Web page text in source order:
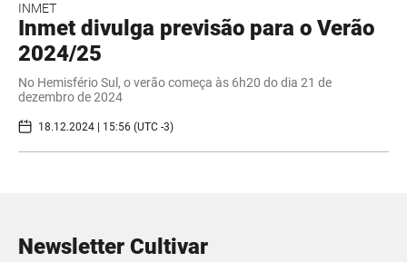
INMET
Inmet divulga previsão para o Verão
2024/25
No Hemisfério Sul, o verão começa às 6h20 do dia 21 de
dezembro de 2024
18.12.2024 | 15:56 (UTC -3)
Newsletter Cultivar